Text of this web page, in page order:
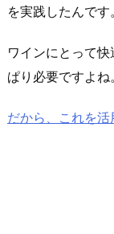
を実践したんです。
ワインにとって
ぱり必要ですよね。
だから、これを活